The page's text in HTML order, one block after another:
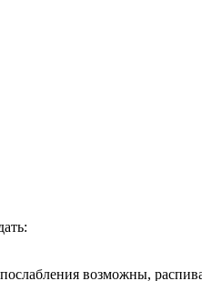
возможны,